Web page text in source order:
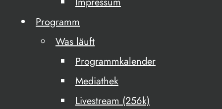
Programm
Was läuft
Programmkalender
Mediathek
Livestream (256k)